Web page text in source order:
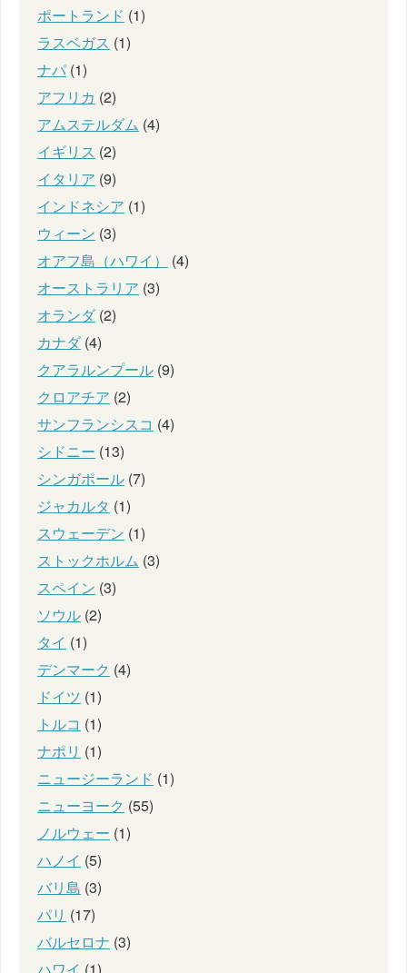
ポートランド (1)
ラスベガス (1)
ナパ (1)
アフリカ (2)
アムステルダム (4)
イギリス (2)
イタリア (9)
インドネシア (1)
ウィーン (3)
オアフ島（ハワイ）
(4)
オーストラリア (3)
オランダ(2)
カナダ(4)
クアラルンプール (9)
クロアチア (2)
サンフランシスコ (4)
シドニー (13)
シンガポール (7)
ジャカルタ (1)
スウェーデン (1)
ストックホルム (3)
スペイン (3)
ソウル (2)
タイ (1)
デンマーク (4)
ドイツ (1)
トルコ (1)
ナポリ (1)
ニュージーランド (1)
ニューヨーク (55)
ノルウェー (1)
ハノイ (5)
バリ島 (3)
パリ (17)
バルセロナ (3)